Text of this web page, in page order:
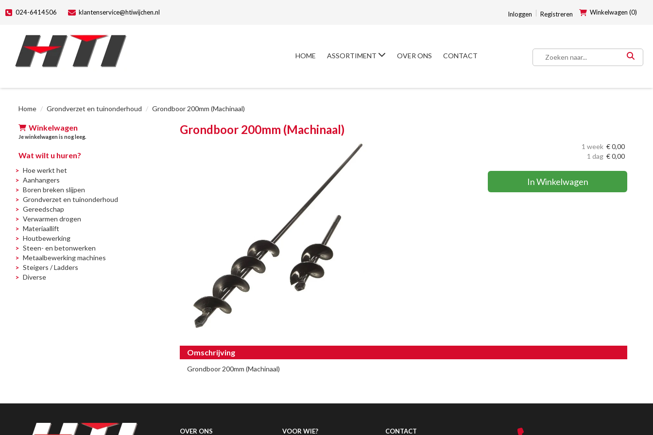
024-6414506 klantenservice@htiwijchen.nl Inloggen Registreren Winkelwagen (0)
HOME ASSORTIMENT OVER ONS CONTACT
Home Grondverzet en tuinonderhoud Grondboor 200mm (Machinaal)
Winkelwagen
Je winkelwagen is nog leeg.
Wat wilt u huren?
Hoe werkt het
Aanhangers
Boren breken slijpen
Grondverzet en tuinonderhoud
Gereedschap
Verwarmen drogen
Materiaallift
Houtbewerking
Steen- en betonwerken
Metaalbewerking machines
Steigers / Ladders
Diverse
Grondboor 200mm (Machinaal)
1 dag €0,00
1 week €0,00
In Winkelwagen
Omschrijving
Grondboor 200mm (Machinaal)
OVER ONS VOOR WIE? CONTACT